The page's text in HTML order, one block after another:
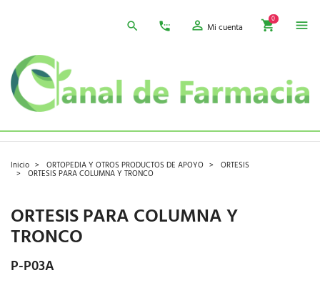
Mi cuenta
0
Inicio ORTOPEDIA Y OTROS PRODUCTOS DE APOYO ORTESIS
ORTESIS PARA COLUMNA Y TRONCO
ORTESIS PARA COLUMNA Y
TRONCO
P-P03A